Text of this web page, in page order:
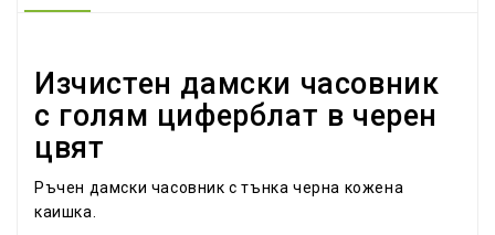
Изчистен дамски часовник
с голям циферблат в черен
цвят
Ръчен дамски часовник с тънка черна кожена
каишка.